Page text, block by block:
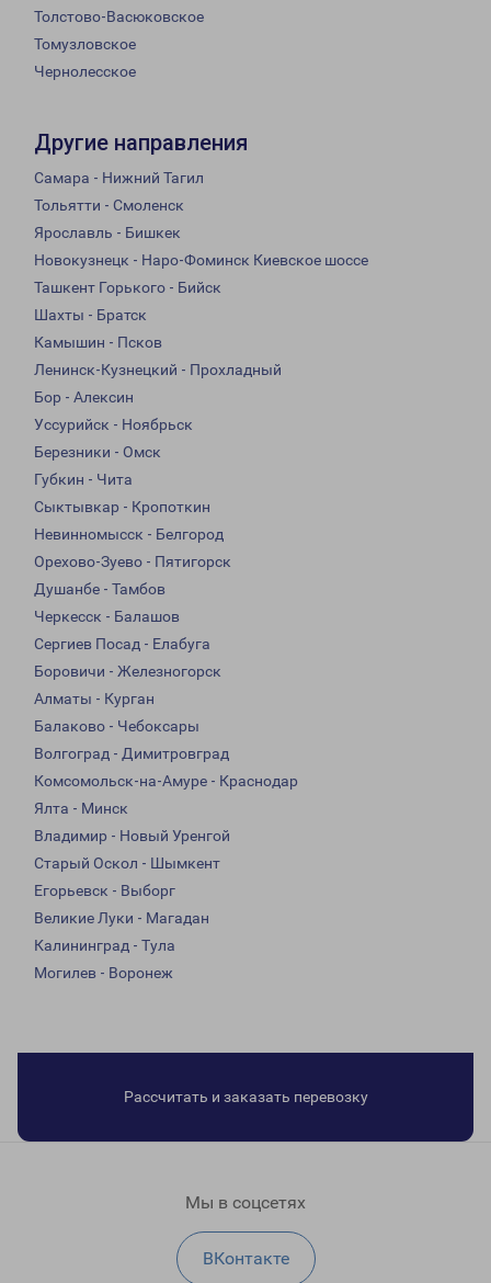
Толстово-Васюковское
Томузловское
Чернолесское
Другие направления
Самара - Нижний Тагил
Тольятти - Смоленск
Ярославль - Бишкек
Новокузнецк - Наро-Фоминск Киевское шоссе
Ташкент Горького - Бийск
Шахты - Братск
Камышин - Псков
Ленинск-Кузнецкий - Прохладный
Бор - Алексин
Уссурийск - Ноябрьск
Березники - Омск
Губкин - Чита
Сыктывкар - Кропоткин
Невинномысск - Белгород
Орехово-Зуево - Пятигорск
Душанбе - Тамбов
Черкесск - Балашов
Сергиев Посад - Елабуга
Боровичи - Железногорск
Алматы - Курган
Балаково - Чебоксары
Волгоград - Димитровград
Комсомольск-на-Амуре - Краснодар
Ялта - Минск
Владимир - Новый Уренгой
Старый Оскол - Шымкент
Егорьевск - Выборг
Великие Луки - Магадан
Калининград - Тула
Могилев - Воронеж
Рассчитать и заказать перевозку
Мы в соцсетях
ВКонтакте